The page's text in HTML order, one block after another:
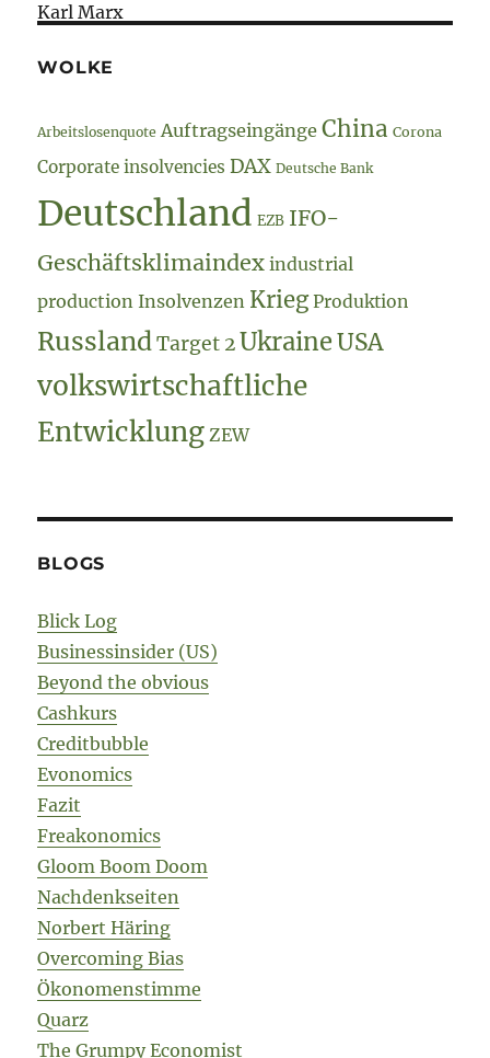
Karl Marx
WOLKE
Arbeitslosenquote Auftragseingänge China Corona
Corporate insolvencies DAX Deutsche Bank
Deutschland EZB IFO-
Geschäftsklimaindex industrial
production Insolvenzen Krieg Produktion
Russland Target 2 Ukraine USA
volkswirtschaftliche
Entwicklung ZEW
BLOGS
Blick Log
Businessinsider (US)
Beyond the obvious
Cashkurs
Creditbubble
Evonomics
Fazit
Freakonomics
Gloom Boom Doom
Nachdenkseiten
Norbert Häring
Overcoming Bias
Ökonomenstimme
Quarz
The Grumpy Economist